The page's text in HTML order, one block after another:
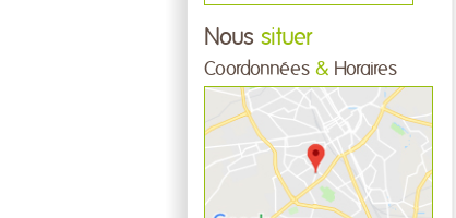
Nous situer
Coordonnées & Horaires